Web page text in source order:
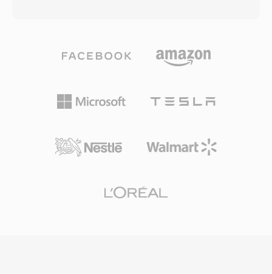
acquisitie. Sound Forge, Audacity en andere
professionele digitale audiowerkstations bieden
import en export. Voor engineers en producers
materiaal biedt W64 de betrouwbaarheid en
eenvoud van WAV zonder de frustrerende
Speex of Opus — de container is codec-
ondersteuning voor geschakelde logische
bitstreams en granule-gebaseerde
interoperabiliteit: applicaties die de .oga-
zoeken naar videotracks, wat resulteert in